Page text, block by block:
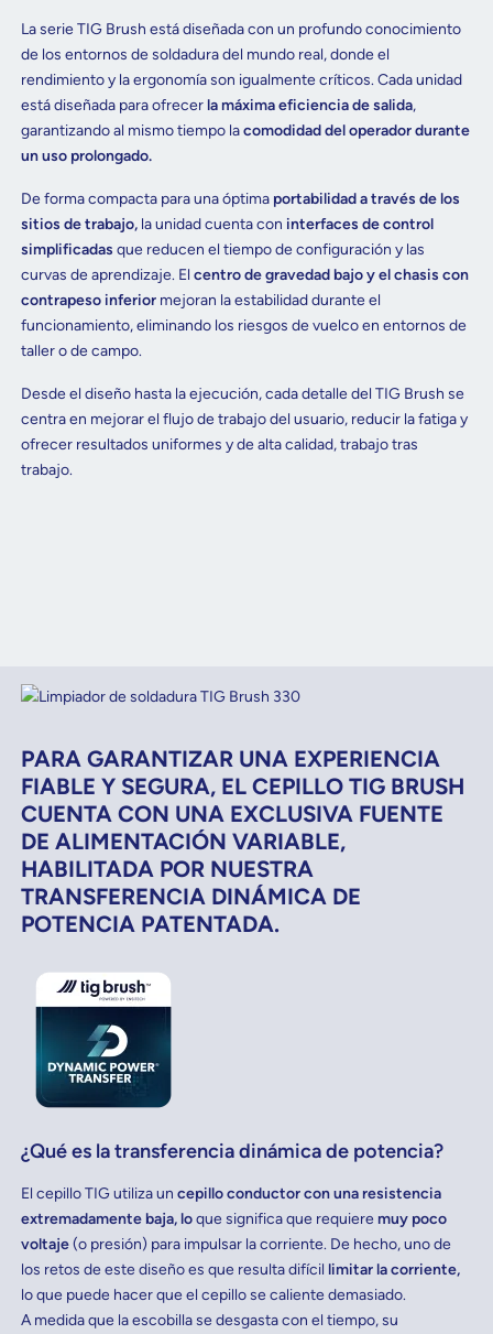
La serie TIG Brush está diseñada con un profundo conocimiento
de los entornos de soldadura del mundo real, donde el
rendimiento y la ergonomía son igualmente críticos. Cada unidad
está diseñada para ofrecerla máxima eficiencia de salida,
garantizando al mismo tiempo lacomodidad del operador durante
un uso prolongado.
De forma compacta para una óptima portabilidad a través de los
sitios de trabajo, la unidad cuenta con interfaces de control
simplificadas que reducen el tiempo de configuración y las
curvas de aprendizaje. Elcentro de gravedad bajo y el chasis con
contrapeso inferior mejoran la estabilidad durante el
funcionamiento, eliminando los riesgos de vuelco en entornos de
taller o de campo.
Desde el diseño hasta la ejecución, cada detalle del TIG Brush se
centra en mejorar el flujo de trabajo del usuario, reducir la fatiga y
ofrecer resultados uniformes y de alta calidad, trabajo tras
trabajo.
PARA GARANTIZAR UNA EXPERIENCIA
FIABLE Y SEGURA, EL CEPILLO TIG BRUSH
CUENTA CON UNA EXCLUSIVA FUENTE
DE ALIMENTACIÓN VARIABLE,
HABILITADA POR NUESTRA
TRANSFERENCIA DINÁMICA DE
POTENCIA PATENTADA.
¿Qué es la transferencia dinámica de potencia?
El cepillo TIG utiliza uncepillo conductor con una resistencia
extremadamente baja, loque significa que requieremuy poco
voltaje(o presión) para impulsar la corriente. De hecho, uno de
los retos de este diseño es que resulta difícillimitar la corriente,
lo que puede hacer que el cepillo se caliente demasiado.
A medida que la escobilla se desgasta con el tiempo, su